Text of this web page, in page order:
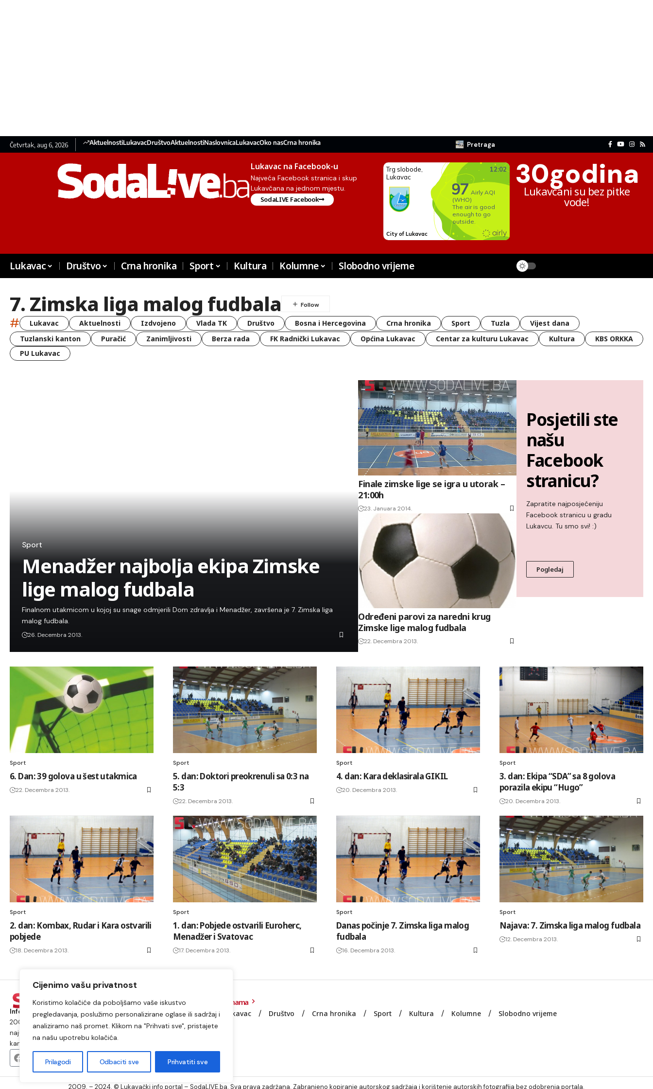
Cijenimo vašu privatnost
Koristimo kolačiće da poboljšamo vaše iskustvo
pregledavanja, poslužimo personalizirane oglase ili sadržaj i
analiziramo naš promet. Klikom na "Prihvati sve", pristajete
na našu upotrebu kolačića.
Prilagodi Odbaciti sve Prihvatiti sve
Četvrtak, aug 6, 2026 AktuelnostiLukavacDruštvoAktuelnostiNaslovnicaLukavacOko nasCrna hronika Pretraga
Lukavac na Facebook-u
Najveća Facebook stranica i skup
Lukavčana na jednom mjestu.
SodaLIVE Facebook
30godina
Lukavčani su bez pitke
vode!
Lukavac Društvo Crna hronika Sport Kultura Kolumne Slobodno vrijeme
7. Zimska liga malog fudbala
# Lukavac Aktuelnosti Izdvojeno Vlada TK Društvo Bosna i Hercegovina Crna hronika Sport Tuzla
Vijest dana
Tuzlanski kanton
Puračić Zanimljivosti Berza rada FK Radnički Lukavac Općina Lukavac Centar za kulturu Lukavac Kultura
KBS ORKKA
PU Lukavac
Sport
Menadžer najbolja ekipa Zimske
lige malog fudbala
Finalnom utakmicom u kojoj su snage odmjerili Dom zdravlja i Menadžer, završena je 7. Zimska liga
malog fudbala.
26. Decembra 2013.
Finale zimske lige se igra u utorak –
21:00h
23. Januara 2014.
Određeni parovi za naredni krug
Zimske lige malog fudbala
22. Decembra 2013.
Posjetili ste
našu
Facebook
stranicu?
Zapratite najposjećeniju
Facebook stranicu u gradu
Lukavcu. Tu smo svi! :)
Pogledaj
Sport
6. Dan: 39 golova u šest utakmica
22. Decembra 2013.
Sport
5. dan: Doktori preokrenuli sa 0:3 na
5:3
22. Decembra 2013.
Sport
4. dan: Kara deklasirala GIKIL
20. Decembra 2013.
Sport
3. dan: Ekipa “SDA” sa 8 golova
porazila ekipu “Hugo”
20. Decembra 2013.
Sport
2. dan: Kombax, Rudar i Kara ostvarili
pobjede
18. Decembra 2013.
Sport
1. dan: Pobjede ostvarili Euroherc,
Menadžer i Svatovac
17. Decembra 2013.
Sport
Danas počinje 7. Zimska liga malog
fudbala
16. Decembra 2013.
Sport
Najava: 7. Zimska liga malog fudbala
12. Decembra 2013.
Informacije iz Lukavca kojima možete vjerovati.Postojimo od
2009. godine i od tada smo najposjećeniji internet portal i
najutjecajniji medij na području općine Lukavac i Tuzlanskog
kantona.
O nama
Lukavac Društvo Crna hronika Sport Kultura Kolumne Slobodno vrijeme
2009. – 2024. © Lukavački info portal – SodaLIVE.ba. Sva prava zadržana. Zabranjeno kopiranje autorskog sadržaja i korištenje autorskih fotografija bez odobrenja portala.